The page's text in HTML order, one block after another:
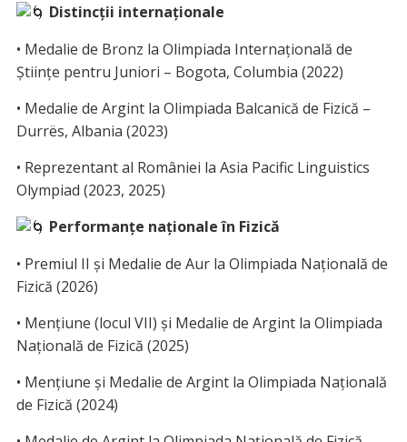
Distincții internaționale
• Medalie de Bronz la Olimpiada Internațională de
Științe pentru Juniori – Bogota, Columbia (2022)
• Medalie de Argint la Olimpiada Balcanică de Fizică –
Durrës, Albania (2023)
• Reprezentant al României la Asia Pacific Linguistics
Olympiad (2023, 2025)
Performanțe naționale în Fizică
• Premiul II și Medalie de Aur la Olimpiada Națională de
Fizică (2026)
• Mențiune (locul VII) și Medalie de Argint la Olimpiada
Națională de Fizică (2025)
• Mențiune și Medalie de Argint la Olimpiada Națională
de Fizică (2024)